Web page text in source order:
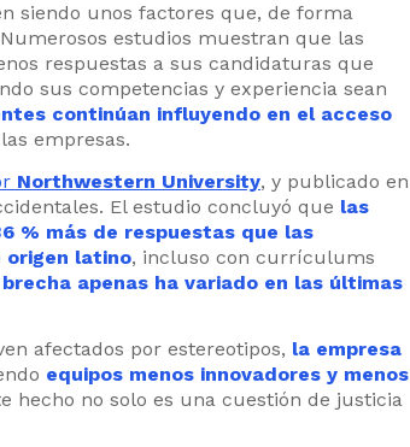
siendo unos factores que, de forma
estudios muestran que las
respuestas a sus candidaturas que
sus competencias y experiencia sean
continúan influyendo en el acceso
empresas.
Northwestern University, y publicado en
El estudio concluyó que las
% más de respuestas que las
origen latino, incluso con currículums
apenas ha variado en las últimas
afectados por estereotipos, la empresa
equipos menos innovadores y menos
hecho no solo es una cuestión de justicia